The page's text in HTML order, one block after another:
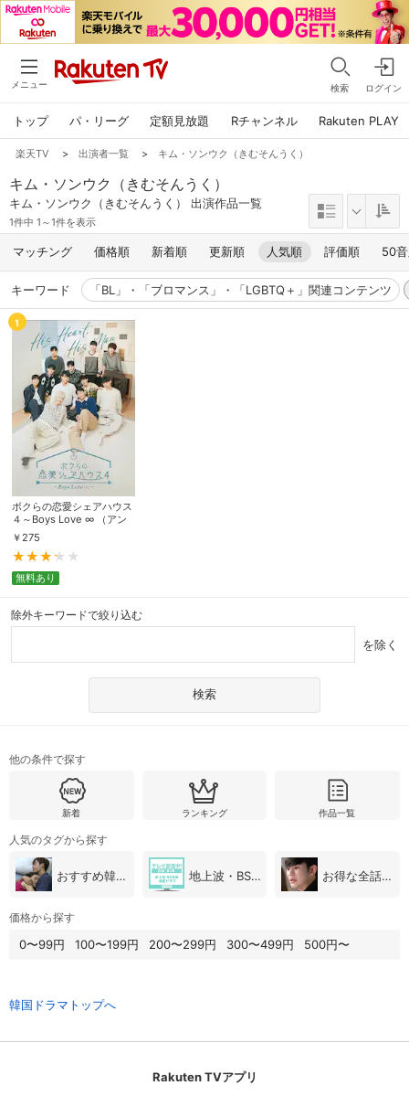
メニュー 検索 ログイン
トップ パ・リーグ 定額見放題 Rチャンネル Rakuten PLAY
楽天TV > 出演者一覧 > キム・ソンウク（きむそんうく）
キム・ソンウク（きむそんうく）
キム・ソンウク（きむそんうく） 出演作品一覧
1件中 1～1件を表示
マッチング 価格順 新着順 更新順 人気順 評価順 50
キーワード 「BL」・「ブロマンス」・「LGBTQ＋」関連コンテンツ
1
ボクらの恋愛シェアハウス
４～Boys Love ∞ （アン
リミテッド） ～
￥ 275
無料あり
除外キーワードで絞り込む
を除く
他の条件で探す
新着 ランキング 作品一覧
人気のタグから探す
おすすめ韓国ドラマ 地上波・BS放送（韓国ドラマ） お得な全話パック
価格から探す
0〜99円 100〜199円 200〜299円 300〜499円 500円〜
韓国ドラマトップへ
Rakuten TVアプリ